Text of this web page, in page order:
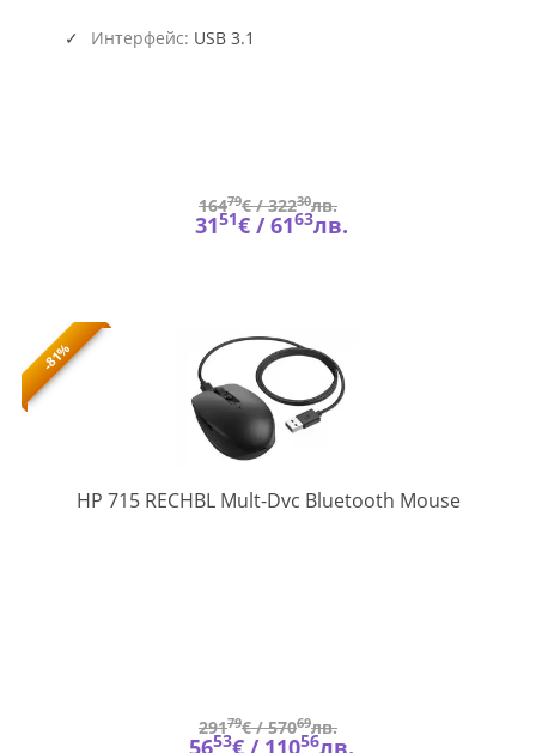
Интерфейс: USB 3.1
16479€ /32230лв.
3151€ /6163лв.
-81%
HP 715 RECHBL Mult-Dvc Bluetooth Mouse6E6F0AA
29179€ /57069лв.
5653€ / 11056лв.